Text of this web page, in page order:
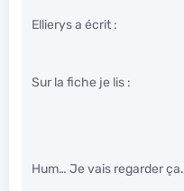
Ellierys a écrit :
Sur la fiche je lis :
Hum… Je vais regarder ça.